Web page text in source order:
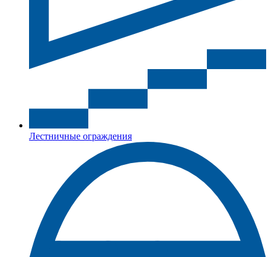
Лестничные ограждения